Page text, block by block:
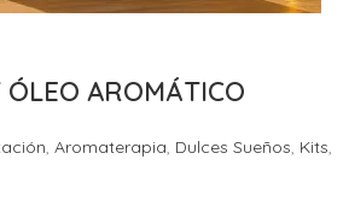
AROMÁTICO
, Aromaterapia, Dulces Sueños, Kits,